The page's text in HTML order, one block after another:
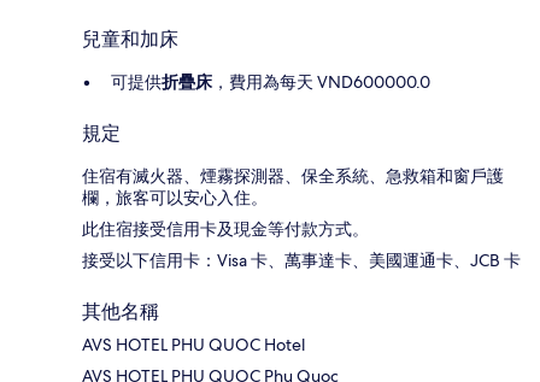
兒童和加床
可提供折疊床 ，費用為每天 VND600000.0
規定
住宿有滅火器、煙霧探測器、保全系統、急救箱和窗戶護
欄，旅客可以安心入住。
此住宿接受信用卡及現金等付款方式。
接受以下信用卡：Visa 卡、萬事達卡、美國運通卡、JCB 卡
其他名稱
AVS HOTEL PHU QUOC Hotel
AVS HOTEL PHU QUOC Phu Quoc